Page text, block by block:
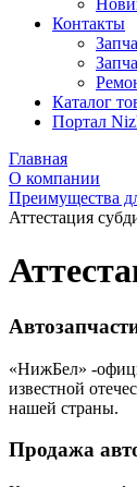
Контакты
Каталог
Портал
Главная
О компании
Преимущества
Аттестация
«НижБел» -
известной
нашей страны.
Продажа